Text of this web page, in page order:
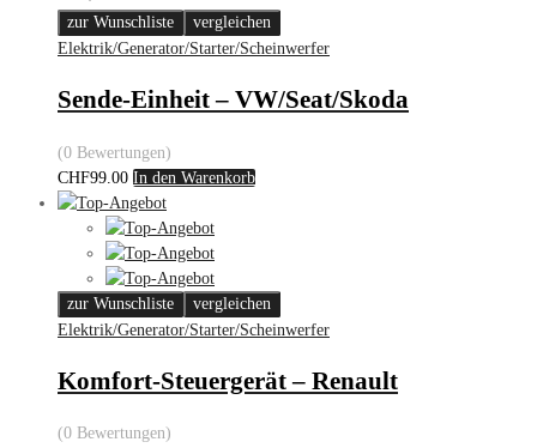
zur Wunschliste
vergleichen
Elektrik/Generator/Starter/Scheinwerfer
Sende-Einheit – VW/Seat/Skoda
(0 Bewertungen)
CHF99.00 In den Warenkorb
zur Wunschliste
vergleichen
Elektrik/Generator/Starter/Scheinwerfer
Komfort-Steuergerät – Renault
(0 Bewertungen)